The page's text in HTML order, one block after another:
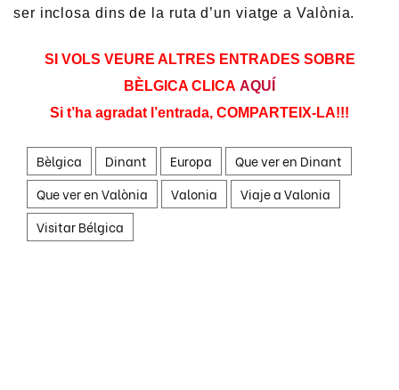
ser inclosa dins de la ruta d’un viatge a Valònia.
SI VOLS VEURE ALTRES ENTRADES SOBRE
BÈLGICA CLICA AQUÍ
Si t’ha agradat l’entrada, COMPARTEIX-LA!!!
Bèlgica Dinant Europa
Que ver en Dinant
Que ver en Valònia
Valonia
Viaje a Valonia
Visitar Bélgica